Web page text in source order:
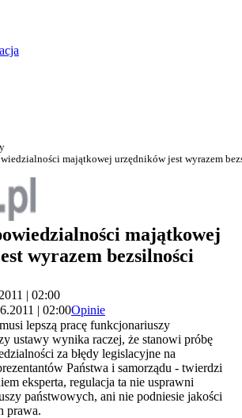
majątkowej urzędników jest wyrazem
majątkowej
wyrazem bezsilności
| 02:00
| 02:00Opinie
lepszą pracę funkcjonariuszy
ustawy wynika raczej, że stanowi próbę
za błędy legislacyjne na
Państwa i samorządu - twierdzi
eksperta, regulacja ta nie usprawni
państwowych, ani nie podniesie jakości
prawa.